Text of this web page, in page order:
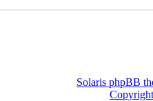
Solaris phpBB